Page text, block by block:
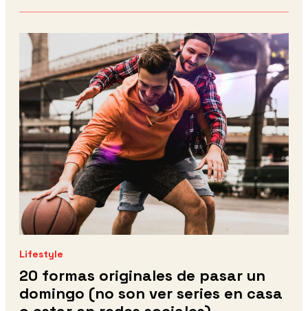
Lifestyle
20 formas originales de pasar un
domingo (no son ver series en casa